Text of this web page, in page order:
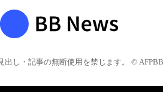
出し・記事の無断使用を禁じます。 © AFPBB